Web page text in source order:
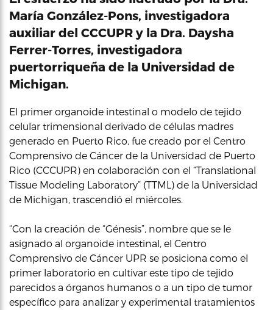
María González-Pons, investigadora
auxiliar del CCCUPR y la Dra. Daysha
Ferrer-Torres, investigadora
puertorriqueña de la Universidad de
Michigan.
El primer organoide intestinal o modelo de tejido
celular trimensional derivado de células madres
generado en Puerto Rico, fue creado por el Centro
Comprensivo de Cáncer de la Universidad de Puerto
Rico (CCCUPR) en colaboración con el “Translational
Tissue Modeling Laboratory” (TTML) de la Universidad
de Michigan, trascendió el miércoles.
“Con la creación de “Génesis”, nombre que se le
asignado al organoide intestinal, el Centro
Comprensivo de Cáncer UPR se posiciona como el
primer laboratorio en cultivar este tipo de tejido
parecidos a órganos humanos o a un tipo de tumor
específico para analizar y experimental tratamientos